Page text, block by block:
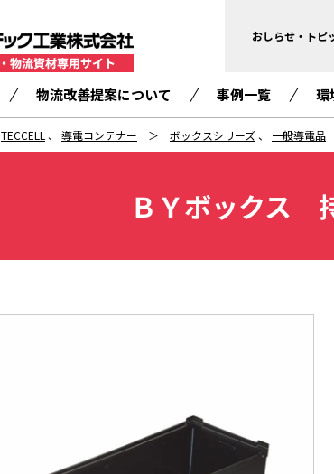
おしらせ・トピ
物流改善提案について 事例一覧 環
TECCELL 、 導電コンテナー ボックスシリーズ 、 一般導電品
ＢＹボックス